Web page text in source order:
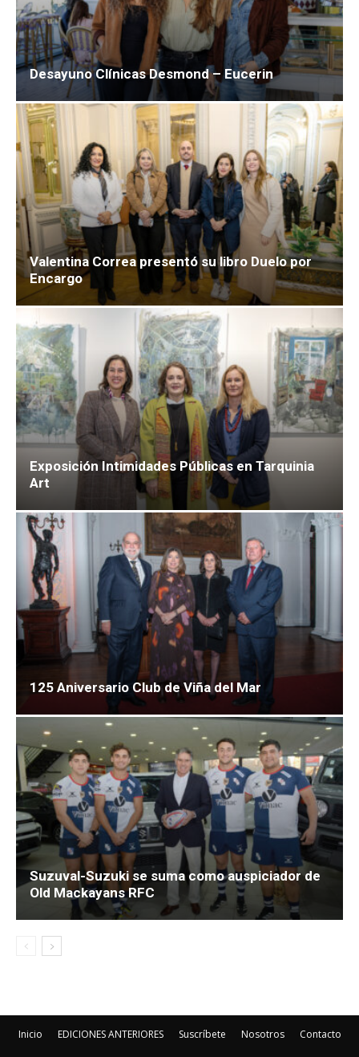
Desayuno Clínicas Desmond – Eucerin
Valentina Correa presentó su libro Duelo por
Encargo
Exposición Intimidades Públicas en Tarquinia
Art
125 Aniversario Club de Viña del Mar
Suzuval-Suzuki se suma como auspiciador de
Old Mackayans RFC
Inicio EDICIONES ANTERIORES Suscríbete Nosotros Contacto